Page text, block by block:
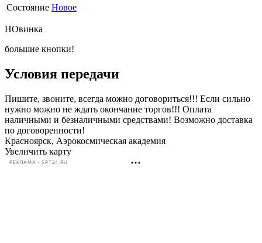
Состояние Новое
НОвинка
большие кнопки!
Условия передачи
Пишите, звоните, всегда можно договориться!!! Если сильно
нужно можно не ждать окончание торгов!!! Оплата
наличными и безналичными средствами! Возможно доставка
по договоренности!
Красноярск, Аэрокосмическая академия
Увеличить карту
РЕКЛАМА • SRT24.RU